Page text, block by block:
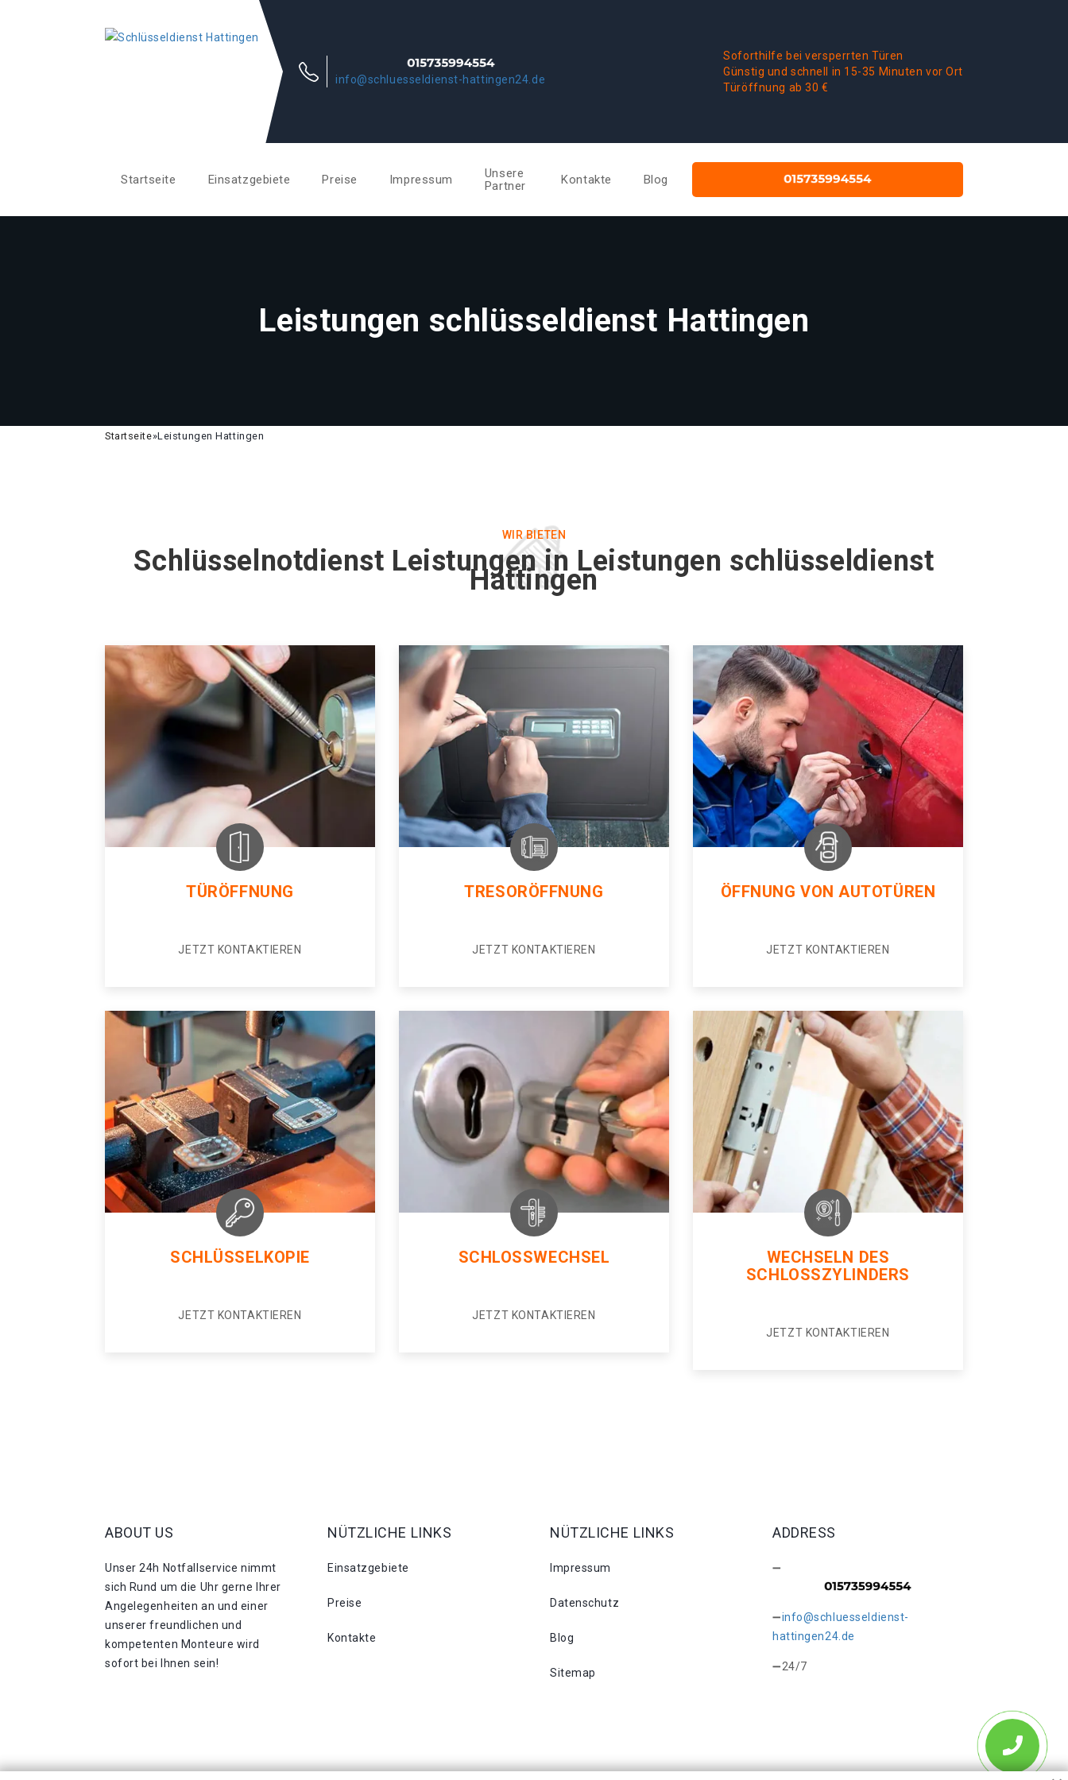
info@schluesseldienst-hattingen24.de
Soforthilfe bei versperrten Türen
Günstig und schnell in 15-35 Minuten vor Ort
Türöffnung ab 30 €
Startseite Einsatzgebiete Preise Impressum
Unsere
Partner
Kontakte Blog
Leistungen schlüsseldienst Hattingen
Startseite»Leistungen Hattingen
WIR BIETEN
Schlüsselnotdienst Leistungen in Leistungen schlüsseldienst
Hattingen
TÜRÖFFNUNG
JETZT KONTAKTIEREN
TRESORÖFFNUNG
JETZT KONTAKTIEREN
ÖFFNUNG VON AUTOTÜREN
JETZT KONTAKTIEREN
SCHLÜSSELKOPIE
JETZT KONTAKTIEREN
SCHLOSSWECHSEL
JETZT KONTAKTIEREN
WECHSELN DES
SCHLOSSZYLINDERS
JETZT KONTAKTIEREN
ABOUT US
Unser 24h Notfallservice nimmt
sich Rund um die Uhr gerne Ihrer
Angelegenheiten an und einer
unserer freundlichen und
kompetenten Monteure wird
sofort bei Ihnen sein!
NÜTZLICHE LINKS
Einsatzgebiete
Preise
Kontakte
NÜTZLICHE LINKS
Impressum
Datenschutz
Blog
Sitemap
ADDRESS
info@schluesseldienst-
hattingen24.de
24/7